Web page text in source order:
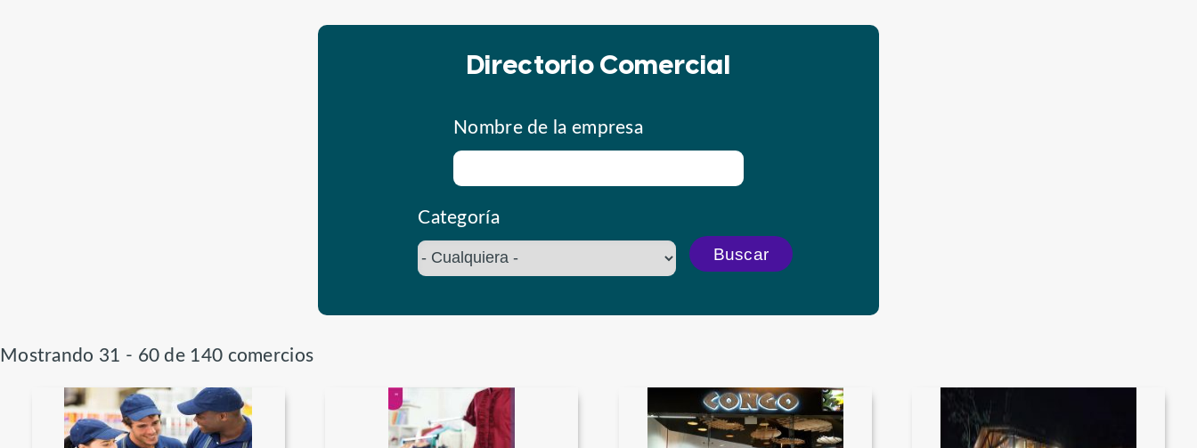
Directorio Comercial
Nombre de la empresa
Categoría
Mostrando 31 - 60 de 140 comercios